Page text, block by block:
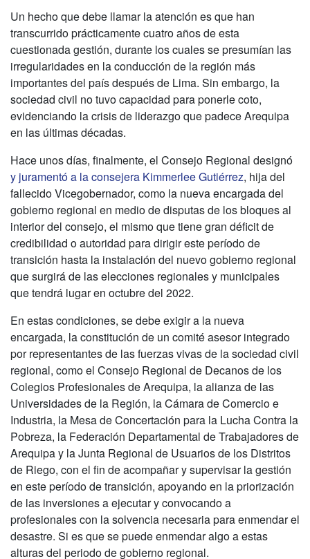
Un hecho que debe llamar la atención es que han
transcurrido prácticamente cuatro años de esta
cuestionada gestión, durante los cuales se presumían las
irregularidades en la conducción de la región más
importantes del país después de Lima. Sin embargo, la
sociedad civil no tuvo capacidad para ponerle coto,
evidenciando la crisis de liderazgo que padece Arequipa
en las últimas décadas.
Hace unos días, finalmente, el Consejo Regional designó
y juramentó a la consejera Kimmerlee Gutiérrez, hija del
fallecido Vicegobernador, como la nueva encargada del
gobierno regional en medio de disputas de los bloques al
interior del consejo, el mismo que tiene gran déficit de
credibilidad o autoridad para dirigir este período de
transición hasta la instalación del nuevo gobierno regional
que surgirá de las elecciones regionales y municipales
que tendrá lugar en octubre del 2022.
En estas condiciones, se debe exigir a la nueva
encargada, la constitución de un comité asesor integrado
por representantes de las fuerzas vivas de la sociedad civil
regional, como el Consejo Regional de Decanos de los
Colegios Profesionales de Arequipa, la alianza de las
Universidades de la Región, la Cámara de Comercio e
Industria, la Mesa de Concertación para la Lucha Contra la
Pobreza, la Federación Departamental de Trabajadores de
Arequipa y la Junta Regional de Usuarios de los Distritos
de Riego, con el fin de acompañar y supervisar la gestión
en este período de transición, apoyando en la priorización
de las inversiones a ejecutar y convocando a
profesionales con la solvencia necesaria para enmendar el
desastre. Si es que se puede enmendar algo a estas
alturas del periodo de gobierno regional.